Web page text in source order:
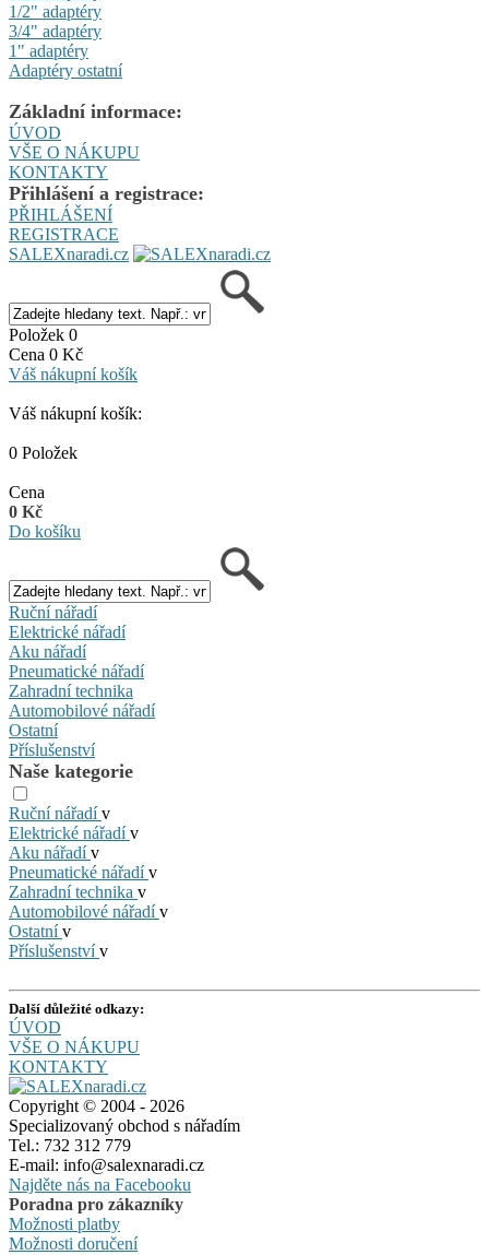
1/2" adaptéry
3/4" adaptéry
1" adaptéry
Adaptéry ostatní
Základní informace:
ÚVOD
VŠE O NÁKUPU
KONTAKTY
Přihlášení a registrace:
PŘIHLÁŠENÍ
REGISTRACE
SALEXnaradi.cz
Položek 0
Cena 0 Kč
Váš nákupní košík
Váš nákupní košík:
0 Položek
Cena
0 Kč
Do košíku
Ruční nářadí
Elektrické nářadí
Aku nářadí
Pneumatické nářadí
Zahradní technika
Automobilové nářadí
Ostatní
Příslušenství
Naše kategorie
Ruční nářadív
Elektrické nářadív
Aku nářadív
Pneumatické nářadív
Zahradní technika v
Automobilové nářadív
Ostatnív
Příslušenstvív
Další důležité odkazy:
ÚVOD
VŠE O NÁKUPU
KONTAKTY
Copyright © 2004 - 2026
Specializovaný obchod s nářadím
Tel.: 732 312 779
E-mail: info@salexnaradi.cz
Najděte nás na Facebooku
Poradna pro zákazníky
Možnosti platby
Možnosti doručení